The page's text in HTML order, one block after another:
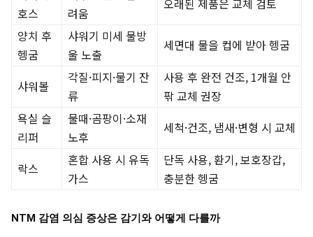
호스
려움
오래된 제품은 교체 검토
양치 후
헹굼
샤워기 미세 물방
울 노출
세면대 물을 컵에 받아 헹굼
샤워볼
각질·피지·물기 잔
류
사용 후 완전 건조, 1개월 안
팎 교체 권장
욕실 슬
리퍼
물때·곰팡이·소재
노후
세척·건조, 냄새·변형 시 교체
락스
혼합 사용 시 유독
가스
단독 사용, 환기, 보호장갑,
충분한 헹굼
NTM 감염 의심 증상은 감기와 어떻게 다를까